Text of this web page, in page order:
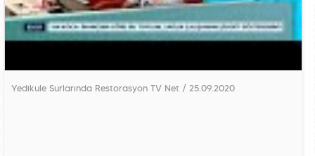
Yedikule Surlarında Restorasyon TV Net / 25.09.2020